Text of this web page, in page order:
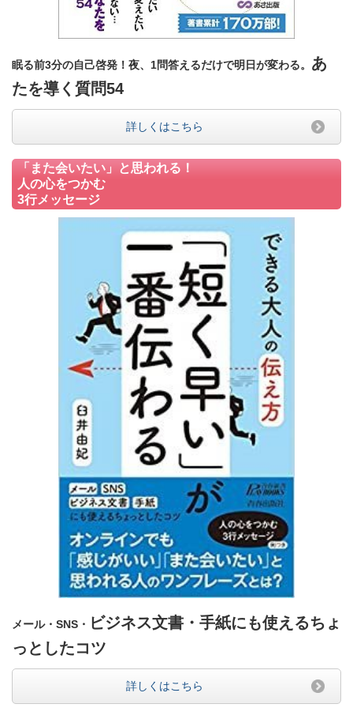
眠る前3分の自己啓発！夜、1問答えるだけで明日が変わる。 あ
たを導く質問54
詳しくはこちら
「また会いたい」と思われる！
人の心をつかむ
3行メッセージ
メール・SNS・ ビジネス文書・手紙にも使えるちょ
っとしたコツ
詳しくはこちら